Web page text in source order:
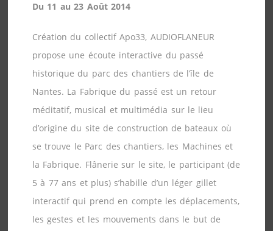
Du 11 au 23 Août 2014
Création du collectif Apo33, AUDIOFLANEUR
propose une écoute interactive du passé
historique du parc des chantiers de l’île de
Nantes. La Fabrique du passé est un retour
méditatif, musical et multimédia sur le lieu
d’origine du site de construction de bateaux où
se trouve le Parc des chantiers, les Machines et
la Fabrique. Flânerie sur le site, le participant (de
5 à 77 ans et plus) s’habille d’un léger gillet
interactif qui prend en compte les déplacements,
les gestes et les mouvements dans le but de